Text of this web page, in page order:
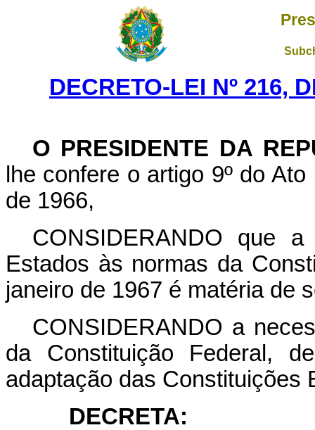
DECRETO-LEI Nº 216,
O PRESIDENTE DA
lhe confere o artigo 9º do
de 1966,
CONSIDERANDO que
Estados às normas da
janeiro de 1967 é matéria de
CONSIDERANDO a
da Constituição Federal,
adaptação das Constituições
DECRETA: